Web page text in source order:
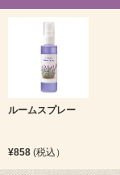
ルームスプレー
¥858 (税込）